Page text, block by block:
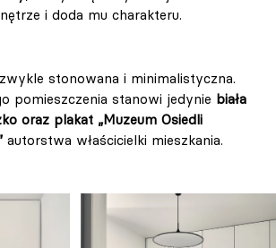
i doda mu charakteru.
stonowana i minimalistyczna.
pomieszczenia stanowi jedynie biała
oraz plakat „Muzeum Osiedli
autorstwa właścicielki mieszkania.